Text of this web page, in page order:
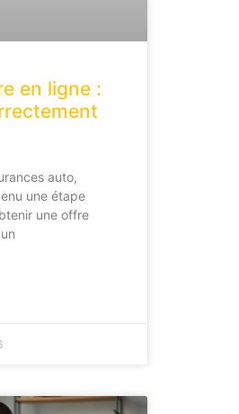
en ligne :
auto,
une étape
une offre